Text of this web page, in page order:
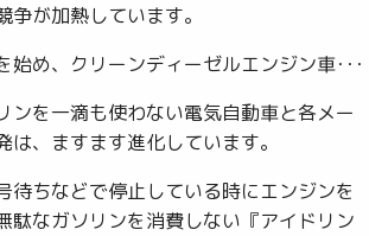
争が加熱しています。
始め、クリーンディーゼルエンジン車･･･
ンを一滴も使わない電気自動車と各メー
は、ますます進化しています。
待ちなどで停止している時にエンジンを
駄なガソリンを消費しない『アイドリン